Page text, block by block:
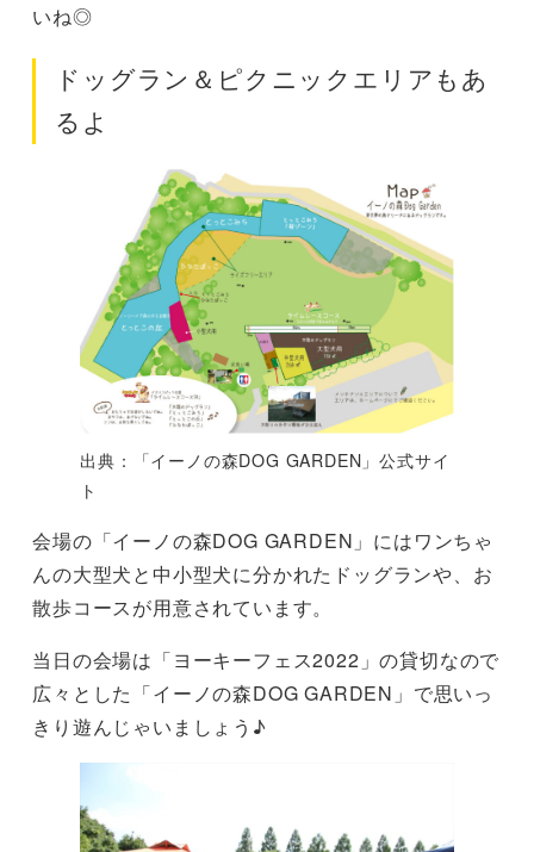
いね◎
ドッグラン＆ピクニックエリアもあ
るよ
出典：「イーノの森DOG GARDEN」公式サイ
ト
会場の「イーノの森DOG GARDEN」にはワンちゃ
んの大型犬と中小型犬に分かれたドッグランや、お
散歩コースが用意されています。
当日の会場は「ヨーキーフェス2022」の貸切なので
広々とした「イーノの森DOG GARDEN」で思いっ
きり遊んじゃいましょう♪